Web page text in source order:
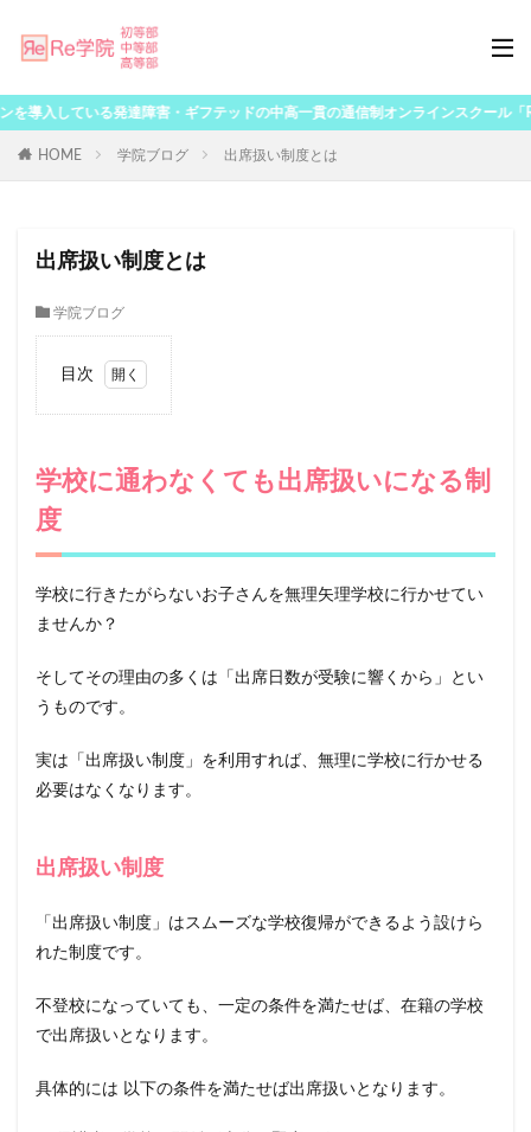
入している発達障害・ギフテッドの中高一貫の通信制オンラインスクール「
HOME 学院ブログ 出席扱い制度とは
出席扱い制度とは
学院ブログ
目次
わな
くて
も出
席扱
いに
制度
1.1
扱い
制度
オン
ライ
扱い
の対
学校に通わなくても出席扱いになる制
度
学校に行きたがらないお子さんを無理矢理学校に行かせてい
ませんか？
そしてその理由の多くは「出席日数が受験に響くから」とい
うものです。
実は「出席扱い制度」を利用すれば、無理に学校に行かせる
必要はなくなります。
出席扱い制度
「出席扱い制度」はスムーズな学校復帰ができるよう設けら
れた制度です。
不登校になっていても、一定の条件を満たせば、在籍の学校
で出席扱いとなります。
具体的には 以下の条件を満たせば出席扱いとなります。